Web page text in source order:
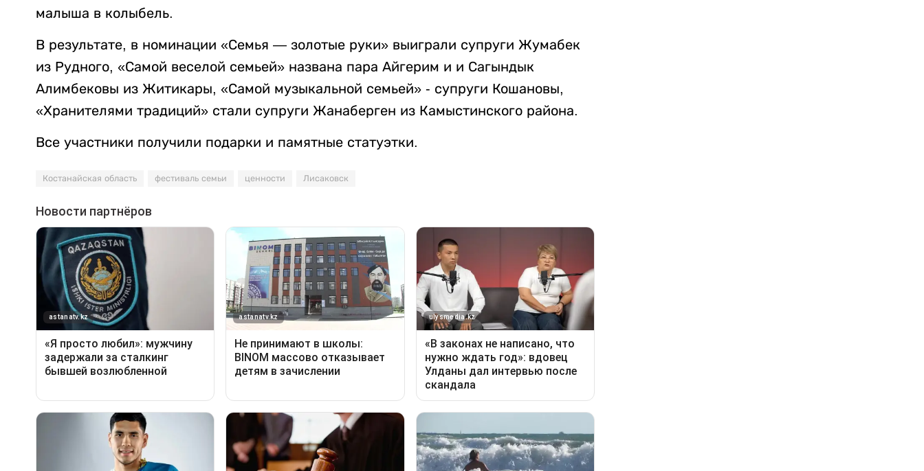
малыша в колыбель.
В результате, в номинации «Семья — золотые руки» выиграли супруги Жумабек
из Рудного, «Самой веселой семьей» названа пара Айгерим и и Сагындык
Алимбековы из Житикары, «Самой музыкальной семьей» - супруги Кошановы,
«Хранителями традиций» стали супруги Жанаберген из Камыстинского района.
Все участники получили подарки и памятные статуэтки.
Костанайская область фестиваль семьи ценности Лисаковск